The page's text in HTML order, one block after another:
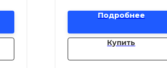
Подробнее
Купить